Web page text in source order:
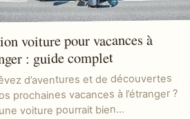
voiture pour vacances à
: guide complet
d’aventures et de découvertes
prochaines vacances à l’étranger ?
voiture pourrait bien…